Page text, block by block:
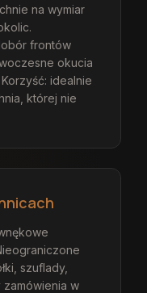
na wymiar
frontów
okucia
idealnie
której nie
szuflady,
zamówienia w